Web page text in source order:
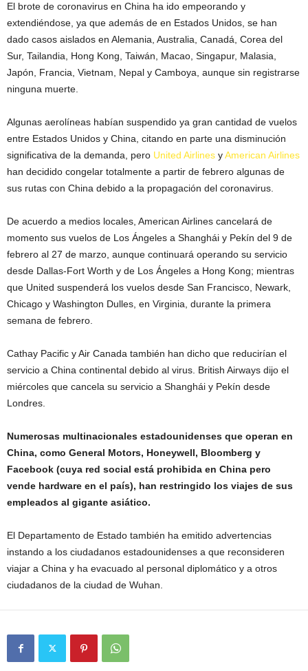
El brote de coronavirus en China ha ido empeorando y
extendiéndose, ya que además de en Estados Unidos, se han
dado casos aislados en Alemania, Australia, Canadá, Corea del
Sur, Tailandia, Hong Kong, Taiwán, Macao, Singapur, Malasia,
Japón, Francia, Vietnam, Nepal y Camboya, aunque sin registrarse
ninguna muerte.
Algunas aerolíneas habían suspendido ya gran cantidad de vuelos
entre Estados Unidos y China, citando en parte una disminución
significativa de la demanda, pero United Airlines yAmerican Airlines
han decidido congelar totalmente a partir de febrero algunas de
sus rutas con China debido a la propagación del coronavirus.
De acuerdo a medios locales, American Airlines cancelará de
momento sus vuelos de Los Ángeles a Shanghái y Pekín del 9 de
febrero al 27 de marzo, aunque continuará operando su servicio
desde Dallas-Fort Worth y de Los Ángeles a Hong Kong; mientras
que United suspenderá los vuelos desde San Francisco, Newark,
Chicago y Washington Dulles, en Virginia, durante la primera
semana de febrero.
Cathay Pacific y Air Canada también han dicho que reducirían el
servicio a China continental debido al virus. British Airways dijo el
miércoles que cancela su servicio a Shanghái y Pekín desde
Londres.
Numerosas multinacionales estadounidenses que operan en
China, como General Motors, Honeywell, Bloomberg y
Facebook (cuya red social está prohibida en China pero
vende hardware en el país), han restringido los viajes de sus
empleados al gigante asiático.
El Departamento de Estado también ha emitido advertencias
instando a los ciudadanos estadounidenses a que reconsideren
viajar a China y ha evacuado al personal diplomático y a otros
ciudadanos de la ciudad de Wuhan.